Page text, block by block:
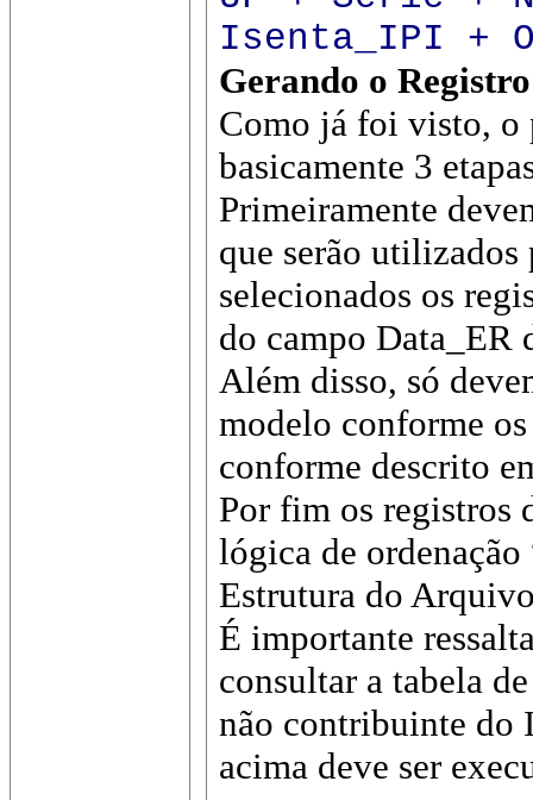
Isenta_IPI +
Gerando o
Como já foi visto, o
basicamente 3
Primeiramente
que serão utilizados
selecionados os
do campo Data_ER
Além disso, só
modelo conforme
conforme descrito
Por fim os registros
lógica de
Estrutura do
É importante
consultar a tabela
não contribuinte do
acima deve ser